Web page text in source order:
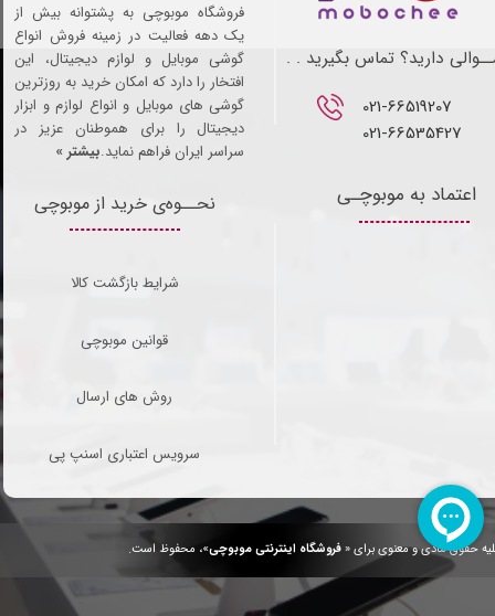
حقوق مادی و معنوی برای «فروشگاه اینترنتی موبوچی»، محفوظ است.
021-66519207​​​​​​​
021-66535427
دارید؟ تماس بگیرید . .
نحــوه‌ی خرید از موبوچی
شرایط بازگشت کالا
قوانین موبوچی
روش های ارسال
سرویس اعتباری اسنپ پی
اعتماد به موبوچـی
فروشگاه موبوچی به پشتوانه بیش از
یک دهه فعالیت در زمینه فروش انواع
گوشی موبایل و لوازم دیجیتال، این
افتخار را دارد که امکان خرید به روزترین
گوشی های موبایل و انواع لوازم و ابزار
دیجیتال را برای هموطنان عزیز در
سراسر ایران فراهم نماید.بیشتر »